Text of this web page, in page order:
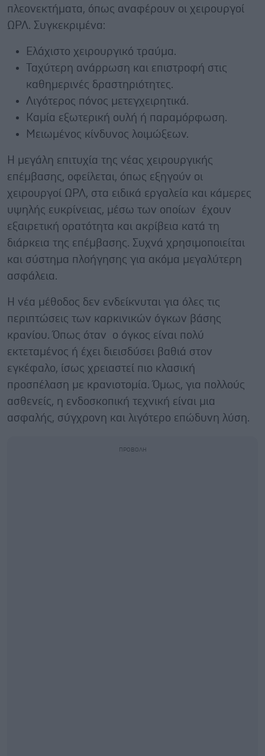
πλεονεκτήματα, όπως αναφέρουν οι χειρουργοί
ΩΡΛ. Συγκεκριμένα:
Ελάχιστο χειρουργικό τραύμα.
Ταχύτερη ανάρρωση και επιστροφή στις
καθημερινές δραστηριότητες.
Λιγότερος πόνος μετεγχειρητικά.
Καμία εξωτερική ουλή ή παραμόρφωση.
Μειωμένος κίνδυνος λοιμώξεων.
Η μεγάλη επιτυχία της νέας χειρουργικής
επέμβασης, οφείλεται, όπως εξηγούν οι
χειρουργοί ΩΡΛ, στα ειδικά εργαλεία και κάμερες
υψηλής ευκρίνειας, μέσω των οποίων έχουν
εξαιρετική ορατότητα και ακρίβεια κατά τη
διάρκεια της επέμβασης. Συχνά χρησιμοποιείται
και σύστημα πλοήγησης για ακόμα μεγαλύτερη
ασφάλεια.
Η νέα μέθοδος δεν ενδείκνυται για όλες τις
περιπτώσεις των καρκινικών όγκων βάσης
κρανίου. Όπως όταν ο όγκος είναι πολύ
εκτεταμένος ή έχει διεισδύσει βαθιά στον
εγκέφαλο, ίσως χρειαστεί πιο κλασική
προσπέλαση με κρανιοτομία. Όμως, για πολλούς
ασθενείς, η ενδοσκοπική τεχνική είναι μια
ασφαλής, σύγχρονη και λιγότερο επώδυνη λύση.